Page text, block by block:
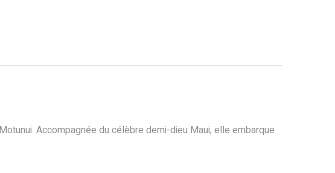
Accompagnée du célèbre demi-dieu Maui, elle embarque